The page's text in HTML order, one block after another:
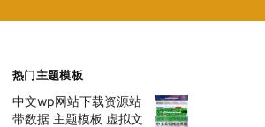
热门主题模板
中文wp网站下载资源站
带数据 主题模板 虚拟文